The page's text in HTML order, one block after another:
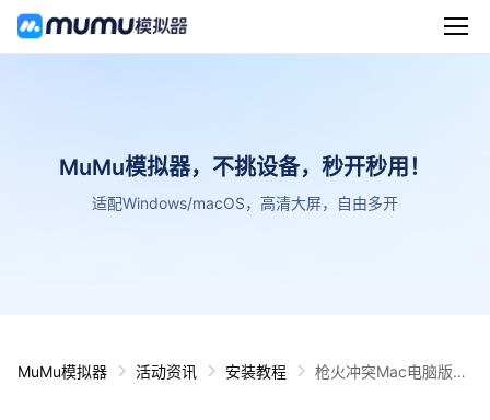
MuMu模拟器，不挑设备，秒开秒用！
适配Windows/macOS，高清大屏，自由多开
MuMu模拟器 活动资讯 安装教程
枪火冲突Mac电脑版下